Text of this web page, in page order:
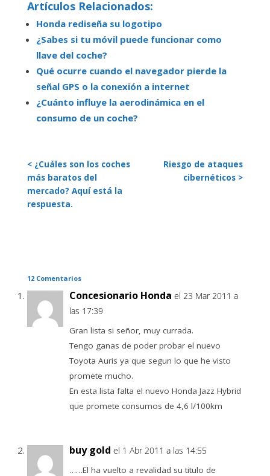
Artículos Relacionados:
Honda rediseña su logotipo
¿Sabes si tu móvil puede funcionar como
llave del coche?
Qué ocurre cuando el navegador pierde la
señal GPS o la conexión a internet
¿Cuánto influye la aerodinámica en el
consumo de un coche?
< ¿Cuáles son los coches
más baratos del
mercado? Aquí está la
respuesta.
Riesgo de ataques
cibernéticos >
12 Comentarios
Concesionario Honda el 23 Mar 2011 a
las 17:39
Gran lista si señor, muy currada.
Tengo ganas de poder probar el nuevo
Toyota Auris ya que segun lo que he visto
promete mucho.
En esta lista falta el nuevo Honda Jazz Hybrid
que promete consumos de 4,6 l/100km
buy gold el 1 Abr 2011 a las 14:55
……El ha vuelto a revalidad su titulo de